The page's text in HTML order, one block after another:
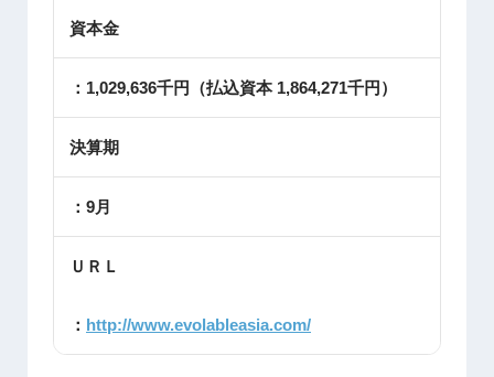
資本金
：1,029,636千円（払込資本 1,864,271千円）
決算期
：9月
ＵＲＬ
： http://www.evolableasia.com/